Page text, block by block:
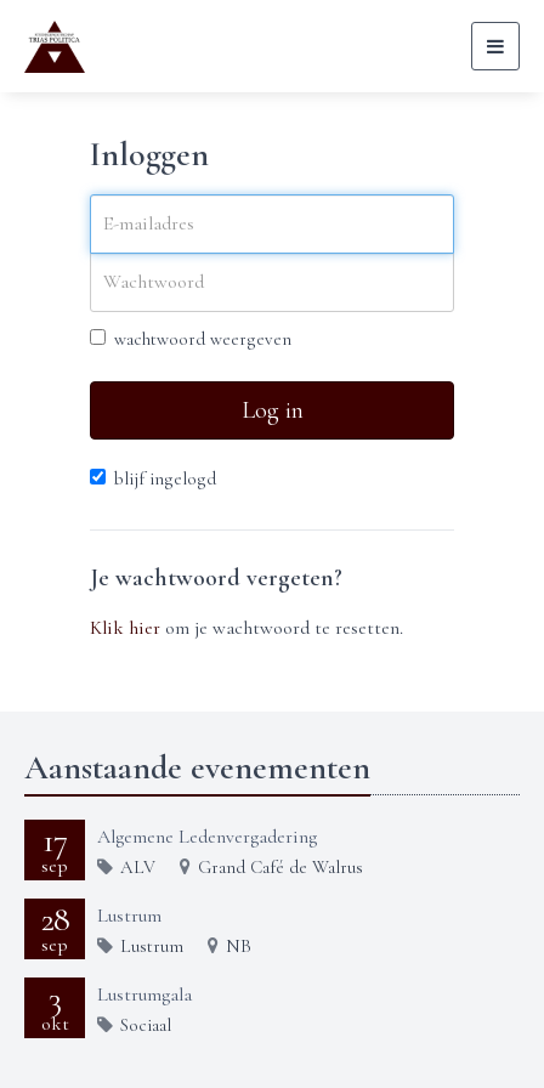
Inloggen
wachtwoord weergeven
Log in
blijf ingelogd
Je wachtwoord vergeten?
Klik hier om je wachtwoord te resetten.
Aanstaande evenementen
17
sep
Algemene Ledenvergadering
ALV Grand Café de Walrus
28
sep
Lustrum
Lustrum NB
3
okt
Lustrumgala
Sociaal